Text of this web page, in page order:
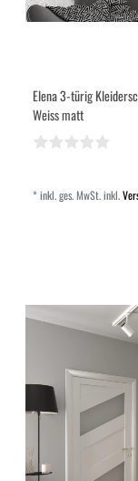
Elena 3-türig
Weiss matt
*inkl. ges. MwSt.inkl.